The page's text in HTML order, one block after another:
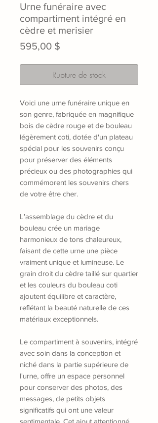
Urne funéraire avec
compartiment intégré en
cèdre et merisier
595,00 $
Rupture de stock
Voici une urne funéraire unique en
son genre, fabriquée en magnifique
bois de cèdre rouge et de bouleau
légèrement coti, dotée d'un plateau
spécial pour les souvenirs conçu
pour préserver des éléments
précieux ou des photographies qui
commémorent les souvenirs chers
de votre être cher.
L’assemblage du cèdre et du
bouleau crée un mariage
harmonieux de tons chaleureux,
faisant de cette urne une pièce
vraiment unique et lumineuse. Le
grain droit du cèdre taillé sur quartier
et les couleurs du bouleau coti
ajoutent équilibre et caractère,
reflétant la beauté naturelle de ces
matériaux exceptionnels.
Le compartiment à souvenirs, intégré
avec soin dans la conception et
niché dans la partie supérieure de
l'urne, offre un espace personnel
pour conserver des photos, des
messages, de petits objets
significatifs qui ont une valeur
sentimentale. Cet ajout attentionné